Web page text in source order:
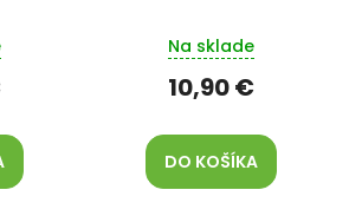
Na sklade
10,90 €
DO KOŠÍKA